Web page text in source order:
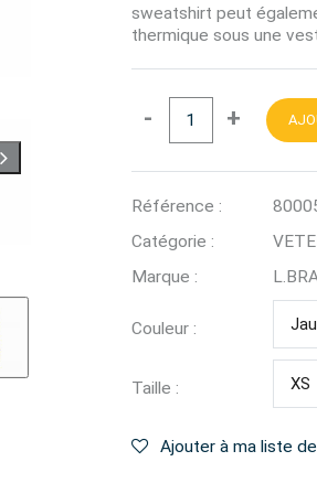
sweatshirt peut
thermique sous une
- +
Référence :
Catégorie :
Marque :
Couleur :
Taille : XS
Ajouter à ma liste